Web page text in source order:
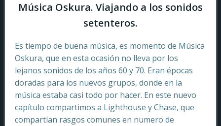
Música Oskura. Viajando a los sonidos
setenteros.
Es tiempo de buena música, es momento de Música
Oskura, que en esta ocasión no lleva por los
lejanos sonidos de los años 60 y 70. Eran épocas
doradas para los nuevos grupos, donde en la
música estaba casi todo por hacer. En este nuevo
capítulo compartimos a Lighthouse y Chase, que
compartían rasgos comunes en numero de